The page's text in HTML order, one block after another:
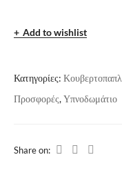
Add to wishlist
Κατηγορίες:
Προσφορές,Υπνοδωμάτιο
Share on: